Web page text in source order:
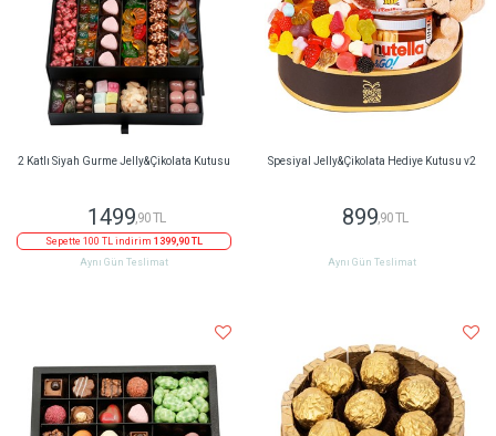
2 Katlı Siyah Gurme Jelly&Çikolata Kutusu
1499 ,90 TL
Sepette 100 TL indirim 1399,90 TL
Aynı Gün Teslimat
Spesiyal Jelly&Çikolata Hediye Kutusu v2
899,90 TL
Aynı Gün Teslimat